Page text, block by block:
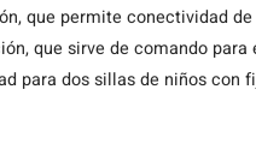
que permite conectividad
que sirve de comando
para dos sillas de niños con